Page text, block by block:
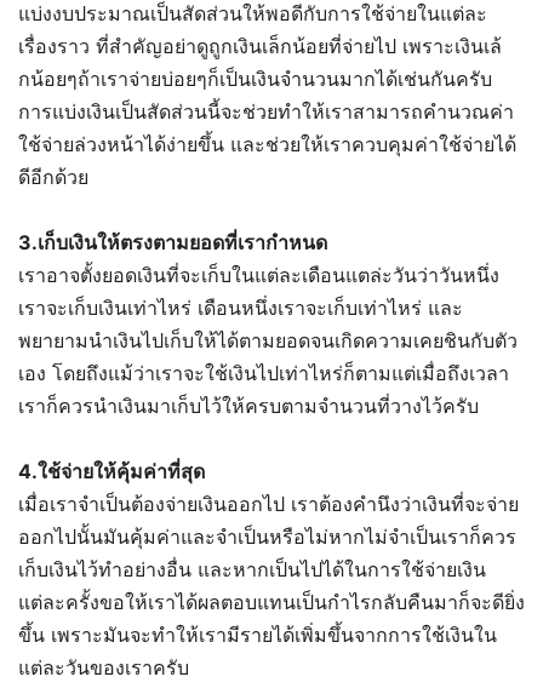
แบ่งงบประมาณเป็นสัดส่วนให้พอดีกับการใช้จ่ายในแต่ละ
เรื่องราว ที่สำคัญอย่าดูถูกเงินเล็กน้อยที่จ่ายไป เพราะเงินเล้
กน้อยๆถ้าเราจ่ายบ่อยๆก็เป็นเงินจำนวนมากได้เช่นกันครับ
การแบ่งเงินเป็นสัดส่วนนี้จะช่วยทำให้เราสามารถคำนวณค่า
ใช้จ่ายล่วงหน้าได้ง่ายขึ้น และช่วยให้เราควบคุมค่าใช้จ่ายได้
ดีอีกด้วย
3.เก็บเงินให้ตรงตามยอดที่เรากำหนด
เราอาจตั้งยอดเงินที่จะเก็บในแต่ละเดือนแตล่ะวันว่าวันหนึ่ง
เราจะเก็บเงินเท่าไหร่ เดือนหนึ่งเราจะเก็บเท่าไหร่ และ
พยายามนำเงินไปเก็บให้ได้ตามยอดจนเกิดความเคยชินกับตัว
เอง โดยถึงแม้ว่าเราจะใช้เงินไปเท่าไหร่ก็ตามแต่เมื่อถึงเวลา
เราก็ควรนำเงินมาเก็บไว้ให้ครบตามจำนวนที่วางไว้ครับ
4.ใช้จ่ายให้คุ้มค่าที่สุด
เมื่อเราจำเป็นต้องจ่ายเงินออกไป เราต้องคำนึงว่าเงินที่จะจ่าย
ออกไปนั้นมันคุ้มค่าและจำเป็นหรือไม่หากไม่จำเป็นเราก็ควร
เก็บเงินไว้ทำอย่างอื่น และหากเป็นไปได้ในการใช้จ่ายเงิน
แต่ละครั้งขอให้เราได้ผลตอบแทนเป็นกำไรกลับคืนมาก็จะดียิ่ง
ขึ้น เพราะมันจะทำให้เรามีรายได้เพิ่มขึ้นจากการใช้เงินใน
แต่ละวันของเราครับ